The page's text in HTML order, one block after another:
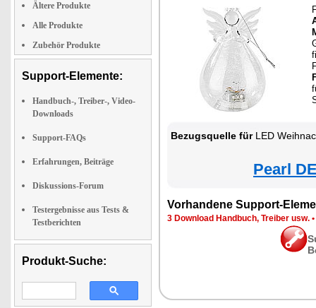
Ältere Produkte
Alle Produkte
Zubehör Produkte
Support-Elemente:
Handbuch-, Treiber-, Video-
Downloads
Support-FAQs
Erfahrungen, Beiträge
Diskussions-Forum
Testergebnisse aus Tests &
Testberichten
Produkt-Suche:
Bezugsquelle fürLED
Pearl
Vorhandene Support-
3 Download Handbuch, Treiber usw. •